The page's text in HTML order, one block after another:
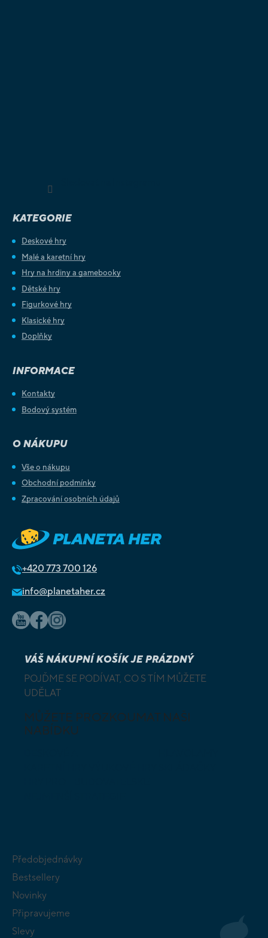
KATEGORIE
Deskové hry
Malé a karetní hry
Hry na hrdiny a gamebooky
Dětské hry
Figurkové hry
Klasické hry
Doplňky
INFORMACE
Kontakty
Bodový systém
O NÁKUPU
Vše o nákupu
Obchodní podmínky
Zpracování osobních údajů
+420 773 700 126
info@planetaher.cz
VÁŠ NÁKUPNÍ KOŠÍK JE PRÁZDNÝ
POJĎME SE PODÍVAT, CO S TÍM MŮŽETE
UDĚLAT
MŮŽETE PROZKOUMAT NAŠI
NABÍDKU
Předobjednávky
Bestsellery
Novinky
Připravujeme
Slevy